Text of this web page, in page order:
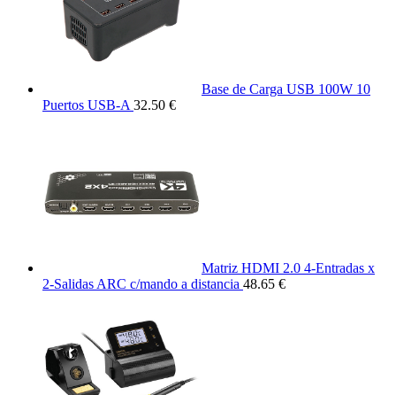
Base de Carga USB 100W 10
Puertos USB-A 32.50 €
Matriz HDMI 2.0 4-Entradas x
2-Salidas ARC c/mando a distancia 48.65 €